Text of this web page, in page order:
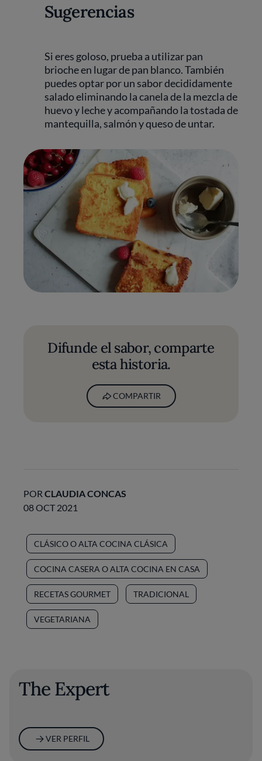
Sugerencias
Si eres goloso, prueba a utilizar pan
brioche en lugar de pan blanco. También
puedes optar por un sabor decididamente
salado eliminando la canela de la mezcla de
huevo y leche y acompañando la tostada de
mantequilla, salmón y queso de untar.
Difunde el sabor, comparte
esta historia.
COMPARTIR
POR CLAUDIA CONCAS
08 OCT 2021
CLÁSICO O ALTA COCINA CLÁSICA
COCINA CASERA O ALTA COCINA EN CASA
RECETAS GOURMET TRADICIONAL
VEGETARIANA
The Expert
VER PERFIL